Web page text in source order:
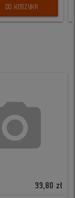
DO KOSZYKA
33,80 zł